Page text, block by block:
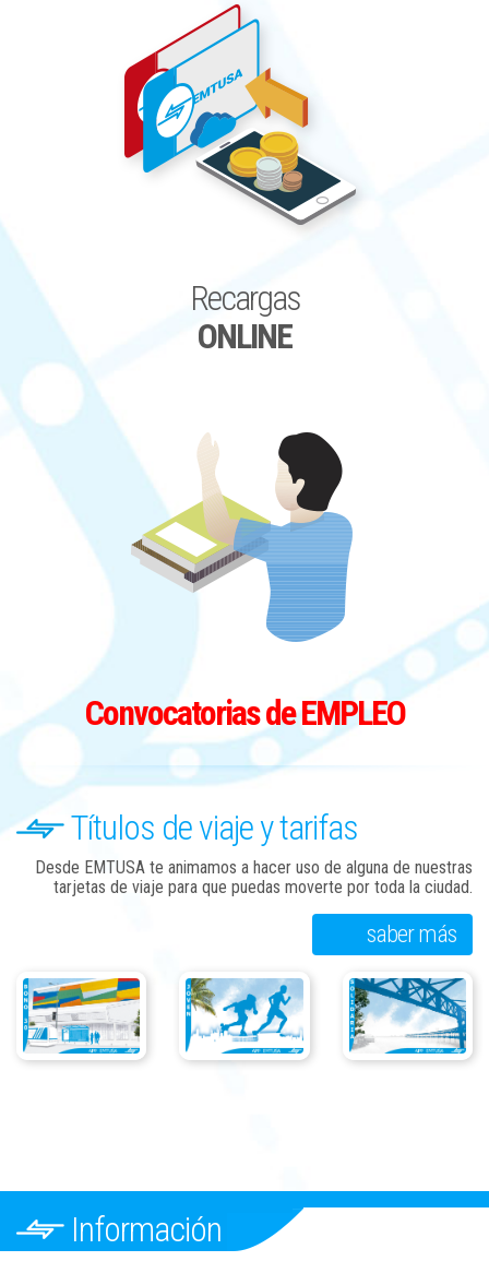
Recargas
ONLINE
Convocatorias de EMPLEO
Títulos de viaje y tarifas
Desde EMTUSA te animamos a hacer uso de alguna de nuestras
tarjetas de viaje para que puedas moverte por toda la ciudad.
saber más
Información